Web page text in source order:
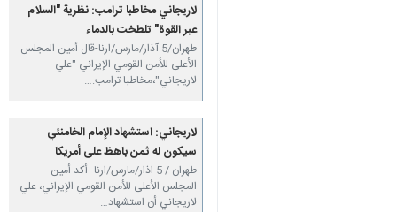
لاريجاني مخاطبا ترامب: نظرية "السلام
عبر القوة" تلطخت بالدماء
طهران/5 آذار/مارس/ارنا-قال أمين المجلس
الأعلى للأمن القومي الإيراني "علي
لاريجاني"،مخاطبا ترامب:…
لاريجاني: استشهاد الإمام الخامنئي
سيكون له ثمن باهظ على أمريكا
طهران / 5 اذار/مارس/ارنا- أكد أمين
المجلس الأعلى للأمن القومي الإيراني، علي
لاريجاني أن استشهاد…